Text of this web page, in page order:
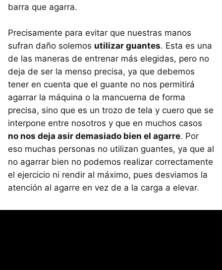
barra que agarra.
Precisamente para evitar que nuestras manos
sufran daño solemos utilizar guantes. Esta es una
de las maneras de entrenar más elegidas, pero no
deja de ser la menso precisa, ya que debemos
tener en cuenta que el guante no nos permitirá
agarrar la máquina o la mancuerna de forma
precisa, sino que es un trozo de tela y cuero que se
interpone entre nosotros y que en muchos casos
no nos deja asir demasiado bien el agarre. Por
eso muchas personas no utilizan guantes, ya que al
no agarrar bien no podemos realizar correctamente
el ejercicio ni rendir al máximo, pues desviamos la
atención al agarre en vez de a la carga a elevar.